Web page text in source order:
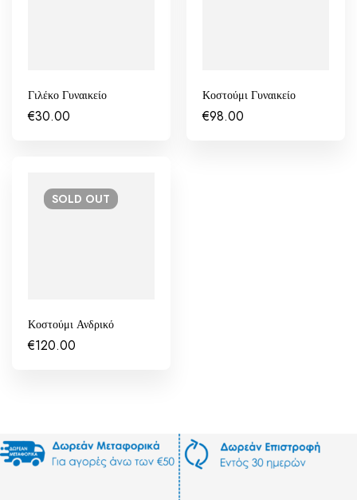
Γιλέκο Γυναικείο
€30.00
Κοστούμι Γυναικείο
€98.00
SOLD OUT
Κοστούμι Ανδρικό
€120.00